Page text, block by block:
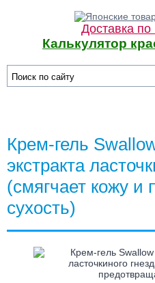
Доставка
Калькулятор
Крем-гель
экстракта
(смягчает кожу и
сухость)